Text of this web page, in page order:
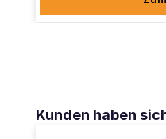
Produktgalerie
Kunden haben